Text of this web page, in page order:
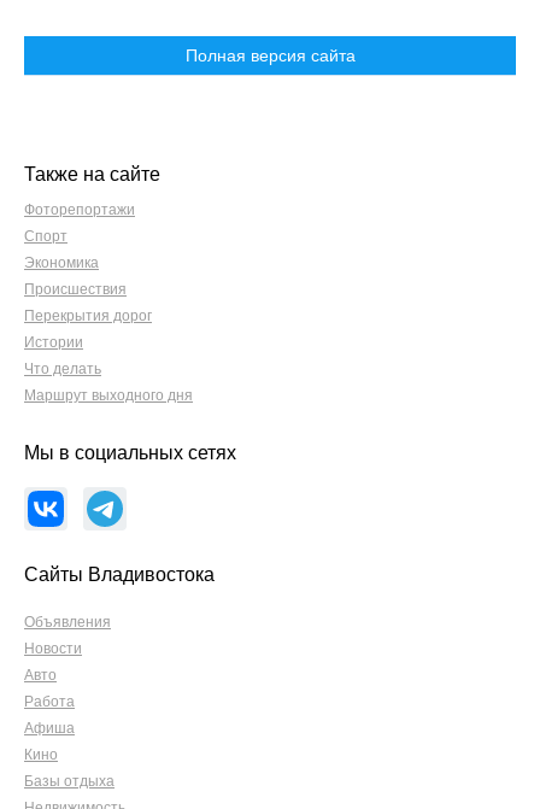
Полная версия сайта
Также на сайте
Фоторепортажи
Спорт
Экономика
Происшествия
Перекрытия дорог
Истории
Что делать
Маршрут выходного дня
Мы в социальных сетях
Сайты Владивостока
Объявления
Новости
Авто
Работа
Афиша
Кино
Базы отдыха